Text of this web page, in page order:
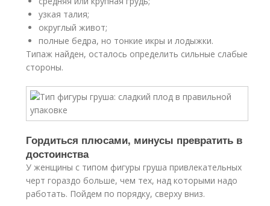
узкая талия;
округлый живот;
полные бедра, но тонкие икры и лодыжки.
Типаж найден, осталось определить сильные слабые
стороны.
Гордиться плюсами, минусы превратить в
достоинства
У женщины с типом фигуры груша привлекательных
черт гораздо больше, чем тех, над которыми надо
работать. Пойдем по порядку, сверху вниз.